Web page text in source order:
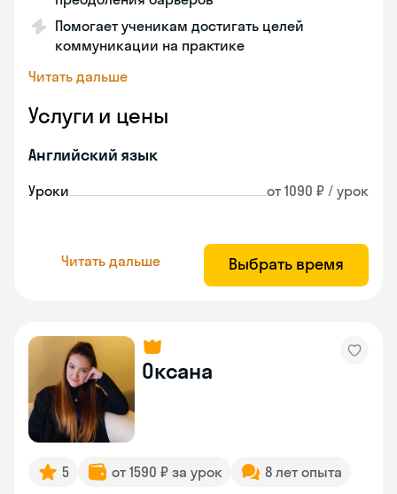
Помогает ученикам достигать целей
коммуникации на практике
Читать дальше
Услуги и цены
Английский язык
Уроки от 1090 ₽ / урок
Читать дальше Выбрать время
Оксана
5 от 1590 ₽ за урок 8 лет опыта